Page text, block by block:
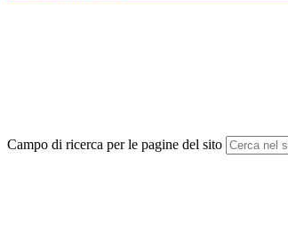
Campo di ricerca per le pagine del sito